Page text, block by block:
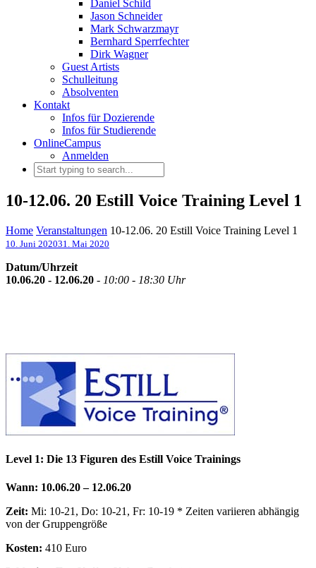
Daniel Schild
Jason Schneider
Mark Schwarzmayr
Bernhard Sperrfechter
Dirk Wagner
Guest Artists
Schulleitung
Absolventen
Kontakt
Infos für Dozierende
Infos für Studierende
OnlineCampus
Anmelden
10-12.06. 20 Estill Voice Training Level 1
Home Veranstaltungen 10-12.06. 20 Estill Voice Training Level 1
10. Juni 202031. Mai 2020
Datum/Uhrzeit
10.06.20 - 12.06.20 - 10:00 - 18:30 Uhr
Level 1: Die 13 Figuren des Estill Voice Trainings
Wann: 10.06.20 – 12.06.20
Zeit: Mi: 10-21, Do: 10-21, Fr: 10-19 * Zeiten variieren abhängig
von der Gruppengröße
Kosten: 410 Euro